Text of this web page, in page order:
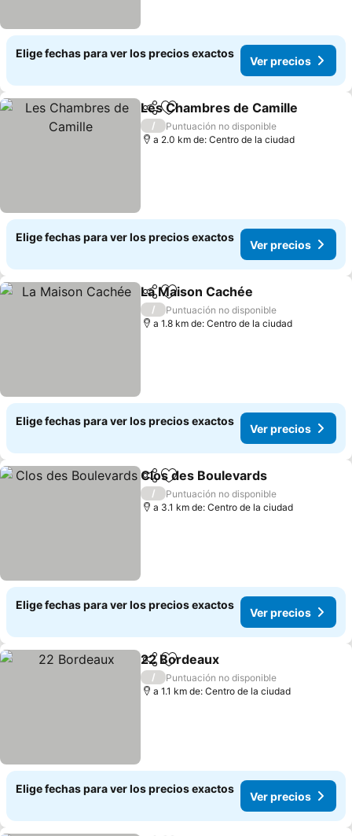
Elige fechas para ver los precios exactos
Ver precios
CompartirAgregar a favoritos
Les Chambres de Camille
/
Puntuación no disponible
a 2.0 km de: Centro de la ciudad
Elige fechas para ver los precios exactos
Ver precios
CompartirAgregar a favoritos
La Maison Cachée
/
Puntuación no disponible
a 1.8 km de: Centro de la ciudad
Elige fechas para ver los precios exactos
Ver precios
CompartirAgregar a favoritos
Clos des Boulevards
/
Puntuación no disponible
a 3.1 km de: Centro de la ciudad
Elige fechas para ver los precios exactos
Ver precios
CompartirAgregar a favoritos
22 Bordeaux
/
Puntuación no disponible
a 1.1 km de: Centro de la ciudad
Elige fechas para ver los precios exactos
Ver precios